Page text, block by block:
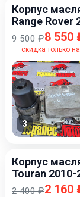
Корпус
Range Rover
9 500 ₽8 550
скидка только
3
Корпус
Touran 2010-
2 400 ₽2 160